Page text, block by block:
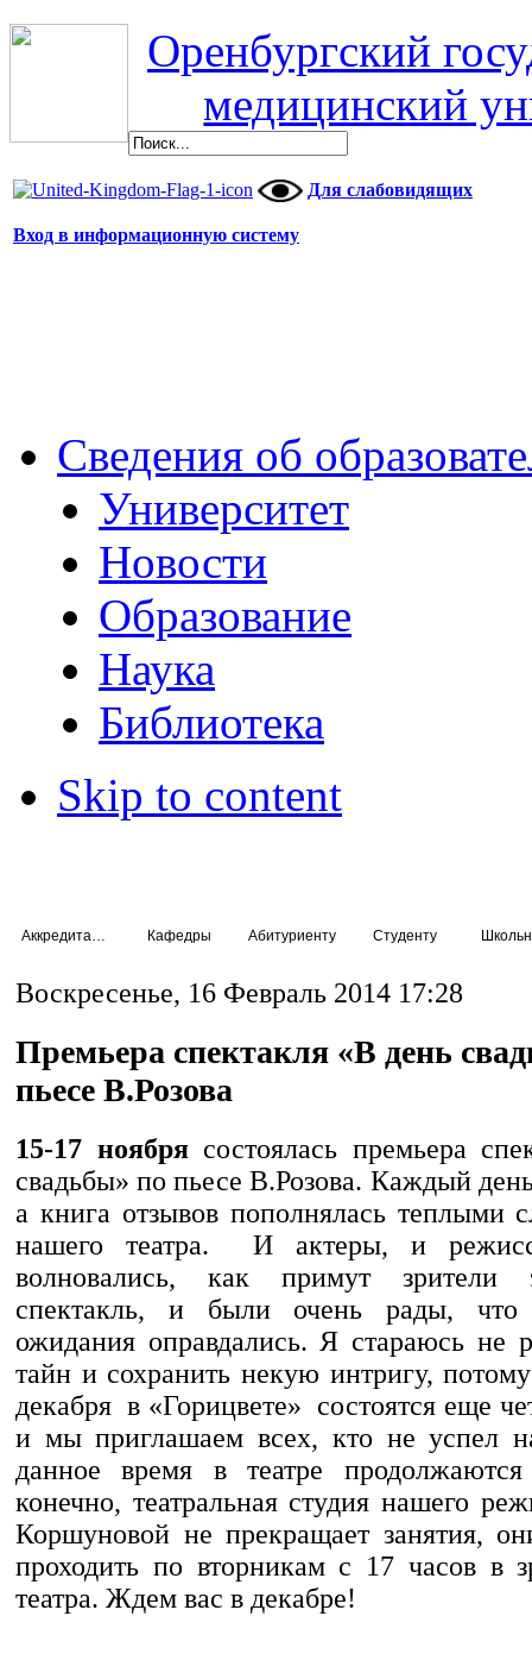
Оренбургский
медицинский
Для слабовидящих
Вход в информационную систему
Сведения об
Университет
Новости
Образование
Наука
Библиотека
Skip to content
Кафедры Абитуриенту Студенту
Воскресенье, 16 Февраль 2014 17:28
Премьера спектакля «В день
пьесе В.Розова
15-17 ноября состоялась премьера
свадьбы» по пьесе В.Розова. Каждый
а книга отзывов пополнялась теплыми
нашего театра. И актеры, и
волновались, как примут зрители
спектакль, и были очень рады,
ожидания оправдались. Я стараюсь не
тайн и сохранить некую интригу,
декабря в «Горицвете» состоятся еще
и мы приглашаем всех, кто не успел
данное время в театре
конечно, театральная студия нашего
Коршуновой не прекращает занятия,
проходить по вторникам с 17 часов в
театра. Ждем вас в декабре!